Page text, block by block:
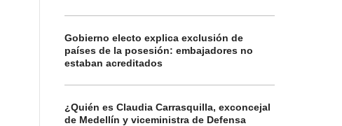
Gobierno electo explica exclusión de
países de la posesión: embajadores no
estaban acreditados
¿Quién es Claudia Carrasquilla, exconcejal
de Medellín y viceministra de Defensa